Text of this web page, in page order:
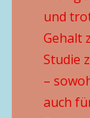
und
Gehalt
Studie
–
auch